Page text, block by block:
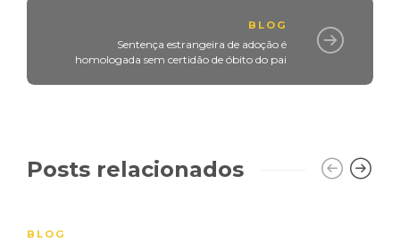
BLOG
Sentença estrangeira de adoção é
homologada sem certidão de óbito do pai
Posts relacionados
BLOG